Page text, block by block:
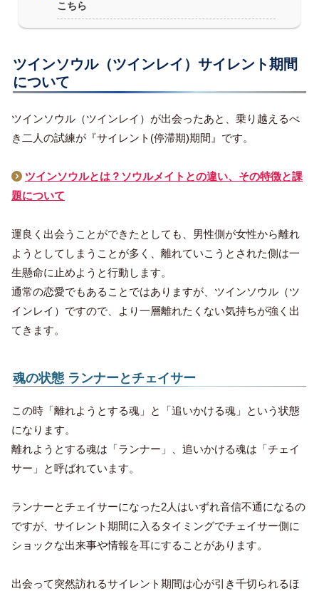
こちら
ツインソウル（ツインレイ）サイレント期間
について
ツインソウル（ツインレイ）が出会ったあと、乗り越えるべ
き二人の試練が『サイレント(停滞期)期間』です。
ツインソウルとは？ソウルメイトとの違い、その特徴と課
題について
運良く出会うことができたとしても、男性側が女性から離れ
ようとしてしまうことが多く、離れていこうとされた側は一
生懸命に止めようと行動します。
通常の恋愛でもあることではありますが、ツインソウル（ツ
インレイ）ですので、より一層離れたくない気持ちが強く出
てきます。
魂の状態 ランナーとチェイサー
この時「離れようとする魂」と「追いかける魂」という状態
になります。
離れようとする魂は「ランナー」、追いかける魂は「チェイ
サー」
と呼ばれています。
ランナーとチェイサーになった2人はいずれ音信不通になるの
ですが、サイレント期間に入るタイミングでチェイサー側に
ショックな出来事や情報を耳にすることがあります。
出会って突然訪れるサイレント期間は心が引き千切られるほ